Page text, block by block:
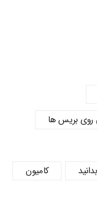
روی بریس ها
کامیون